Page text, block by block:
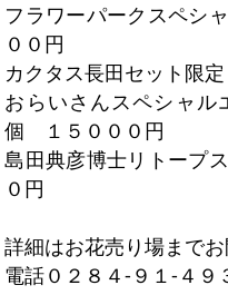
フラワーパークスペ
００円
カクタス長田セット限
おらいさんスペシャ
個 １５０００円
島田典彦博士リトー
０円
詳細はお花売り場までお
電話０２８４-９１-４９